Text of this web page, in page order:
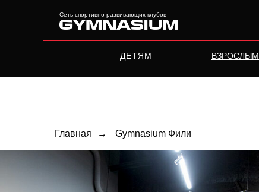
Сеть спортивно-развивающих клубов
ДЕТЯМ ВЗРОСЛЫМ
Главная → Gymnasium Фили